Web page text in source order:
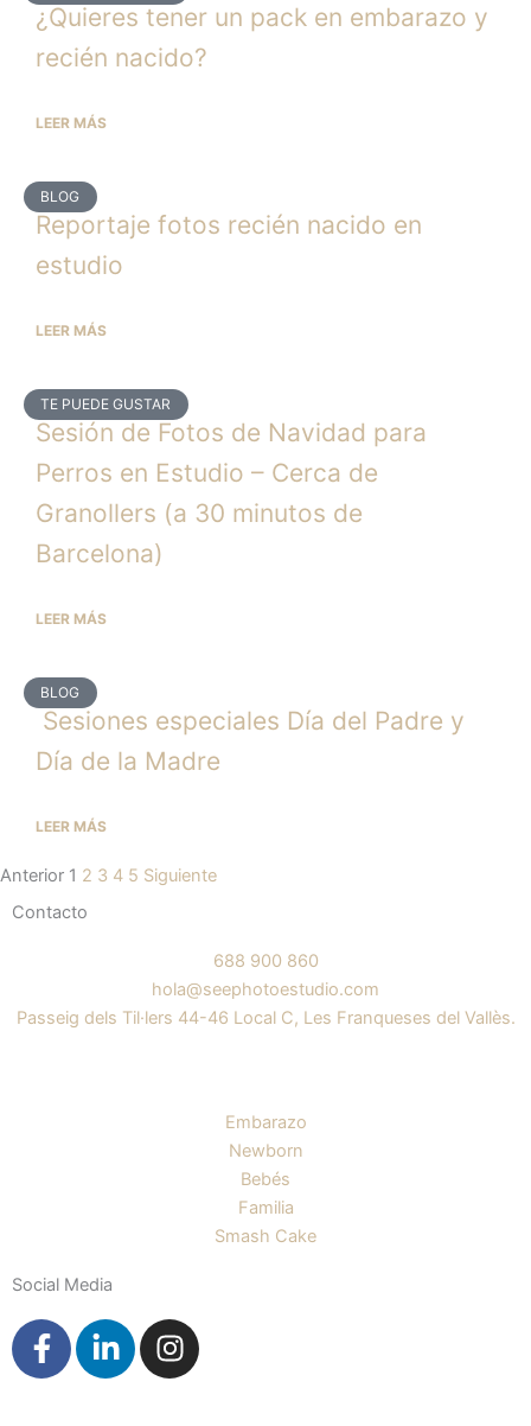
¿Quieres tener un pack en embarazo y
recién nacido?
LEER MÁS
BLOG
Reportaje fotos recién nacido en
estudio
LEER MÁS
TE PUEDE GUSTAR
Sesión de Fotos de Navidad para
Perros en Estudio – Cerca de
Granollers (a 30 minutos de
Barcelona)
LEER MÁS
BLOG
Sesiones especiales Día del Padre y
Día de la Madre
LEER MÁS
Anterior 1 2 3 4 5 Siguiente
Contacto
688 900 860
hola@seephotoestudio.com
Passeig dels Til·lers 44-46 Local C, Les Franqueses del Vallès.
Embarazo
Newborn
Bebés
Familia
Smash Cake
Social Media
F
a
L
i
I
n